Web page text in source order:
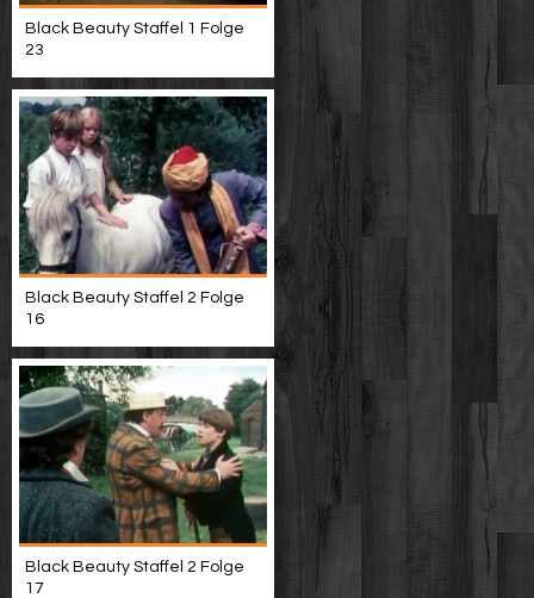
Black Beauty Staffel 1 Folge
23
Black Beauty Staffel 2 Folge
16
Black Beauty Staffel 2 Folge
17